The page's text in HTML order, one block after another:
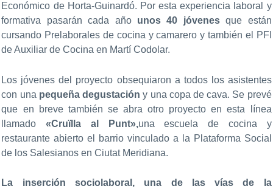
Económico de Horta-Guinardó. Por esta experiencia laboral y
formativa pasarán cada año unos 40 jóvenesque están
cursando Prelaborales de cocina y camarero y también el PFI
de Auxiliar de Cocina en Martí Codolar.
Los jóvenes del proyecto obsequiaron a todos los asistentes
con una pequeña degustación y una copa de cava. Se prevé
que en breve también se abra otro proyecto en esta línea
llamado «Cruïlla al Punt»,una escuela de cocina y
restaurante abierto el barrio vinculado a la Plataforma Social
de los Salesianos en Ciutat Meridiana.
La inserción sociolaboral, una de las vías de la